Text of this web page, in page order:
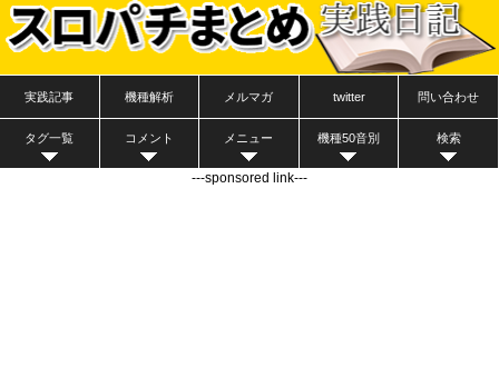
実践記事 機種解析 メルマガ twitter 問い合わせ
タグ一覧 コメント メニュー 機種50音別 検索
---sponsored link---